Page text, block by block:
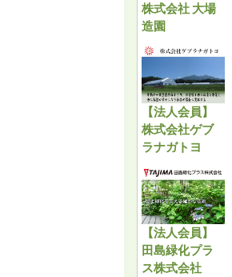
株式会社 大場
造園
【法人会員】
株式会社ゲブ
ラナガトヨ
【法人会員】
田島緑化プラ
ス株式会社